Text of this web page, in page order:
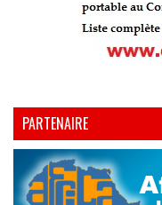
PARTENAIRE